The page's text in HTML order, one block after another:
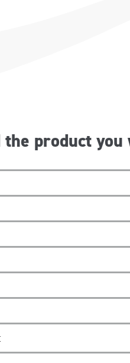
the product